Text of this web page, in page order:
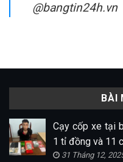
@bangtin24h.vn
BÀI
Cạy cốp xe tại
1 tỉ đồng và 11
31 Tháng 12,